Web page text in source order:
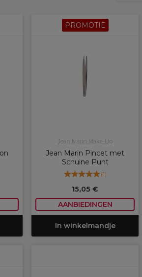
PROMOTIE
Jean Marin Make-Up
Jean Marin Pincet met
Schuine Punt
(1)
15,05 €
AANBIEDINGEN
In winkelmandje